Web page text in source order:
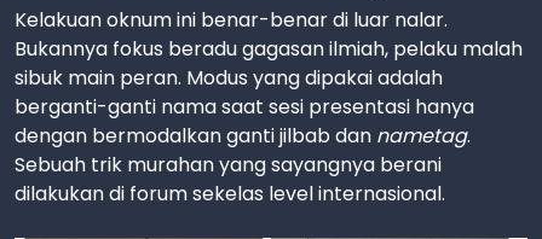
Kelakuan oknum ini benar-benar di luar nalar.
Bukannya fokus beradu gagasan ilmiah, pelaku malah
sibuk main peran. Modus yang dipakai adalah
berganti-ganti nama saat sesi presentasi hanya
dengan bermodalkan ganti jilbab dan nametag.
Sebuah trik murahan yang sayangnya berani
dilakukan di forum sekelas level internasional.